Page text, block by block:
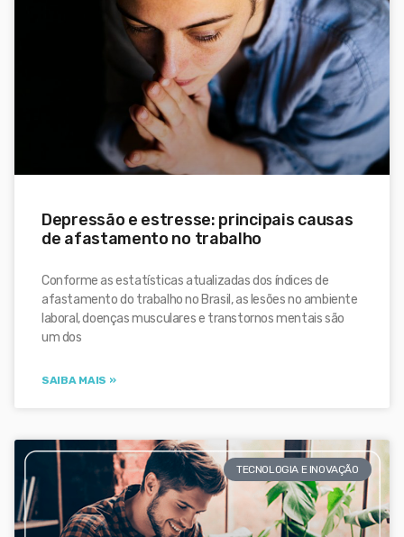
Depressão e estresse: principais causas
de afastamento no trabalho
Conforme as estatísticas atualizadas dos índices de
afastamento do trabalho no Brasil, as lesões no ambiente
laboral, doenças musculares e transtornos mentais são
um dos
SAIBA MAIS »
TECNOLOGIA E INOVAÇÃO